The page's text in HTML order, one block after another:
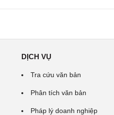
DỊCH VỤ
Tra cứu văn bản
Phân tích văn bản
Pháp lý doanh nghiệp